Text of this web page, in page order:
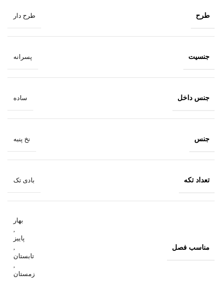
طرح طرح دار
جنسیت پسرانه
جنس داخل ساده
جنس نخ پنبه
تعداد تکه بادی تک
مناسب فصل
بهار
,
پاییز
,
تابستان
,
زمستان